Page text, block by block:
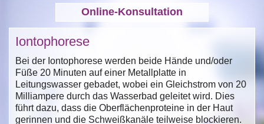
Online-Konsultation
Iontophorese
Bei der Iontophorese werden beide Hände und/oder
Füße 20 Minuten auf einer Metallplatte in
Leitungswasser gebadet, wobei ein Gleichstrom von 20
Milliampere durch das Wasserbad geleitet wird. Dies
führt dazu, dass die Oberflächenproteine in der Haut
gerinnen und die Schweißkanäle teilweise blockieren.